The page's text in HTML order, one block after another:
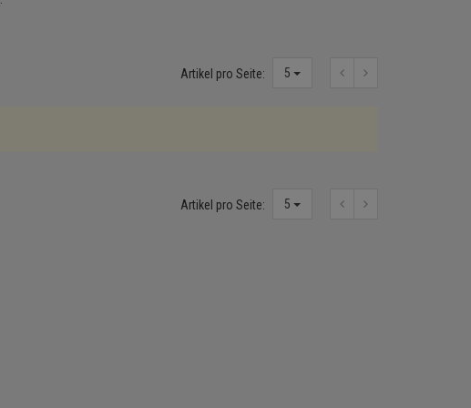
Artikel pro Seite: 5
Artikel pro Seite: 5